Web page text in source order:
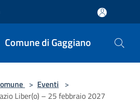
Comune di Gaggiano
> Eventi >
Liber(o) – 25 febbraio 2027